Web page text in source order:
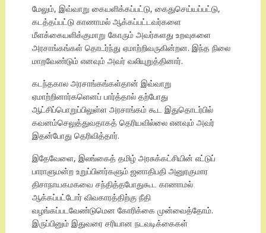
மேலும், இவ்வாறு கையளிக்கப்பட்டு, கைதுசெய்யப்பட்டு,
கடத்தப்பட்டு காணாமல் ஆக்கப்பட்டவர்களை
மீளக்கையளிக்குமாறு கோரும் அவர்களது உறவுகளை
அரசாங்கங்கள் தொடர்ந்து ஏமாற்றிவருகின்றன. இந்த நிலை
மாறவேண்டும் எனவும் அவர் வலியுறுத்தினார்.
கடந்தகால அரசாங்கங்கள்தான் இவ்வாறு
ஏமாற்றினார்களெனப் பார்த்தால் தற்போது
ஆட்சிப்பொறுப்பிலுள்ள அரசாங்கம் கூட இதுதொடர்பில்
கவனம்செலுத்துவதாகத் தெரியவில்லை எனவும் அவர்
இதன்போது தெரிவித்தார்.
இதேவேளை, இலங்கைத் தமிழ் அரசுக்கட்சியின் எட்டுப்
பாராளுமன்ற உறுப்பினர்களும் ஜனாதிபதி அனுரகுமார
திசாநாயகமகவை சந்தித்தபோதுகூட காணாமல்
ஆக்கப்பட்டோர் விவகாரத்திற்கு நீதி
வழங்கப்படவேண்டுமென கோரிக்கை முன்வைத்தோம்.
இருப்பினும் இதுவரை சரியான நடவடிக்கைகள்